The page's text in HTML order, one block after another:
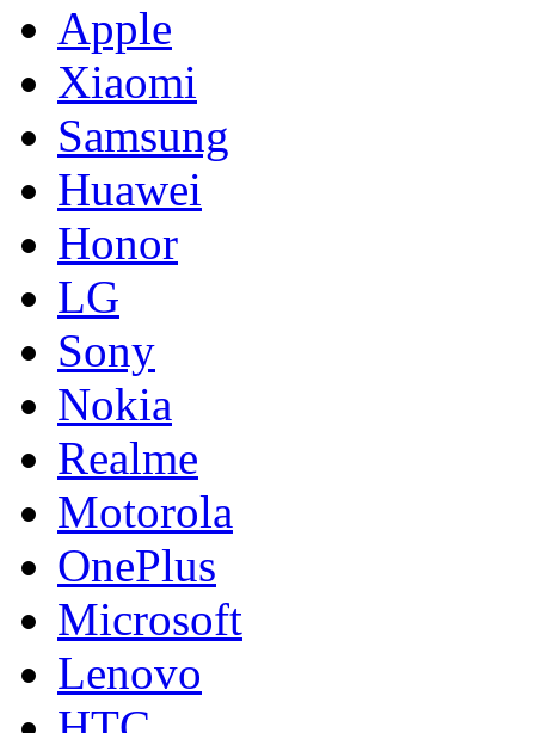
Apple
Xiaomi
Samsung
Huawei
Honor
LG
Sony
Nokia
Realme
Motorola
OnePlus
Microsoft
Lenovo